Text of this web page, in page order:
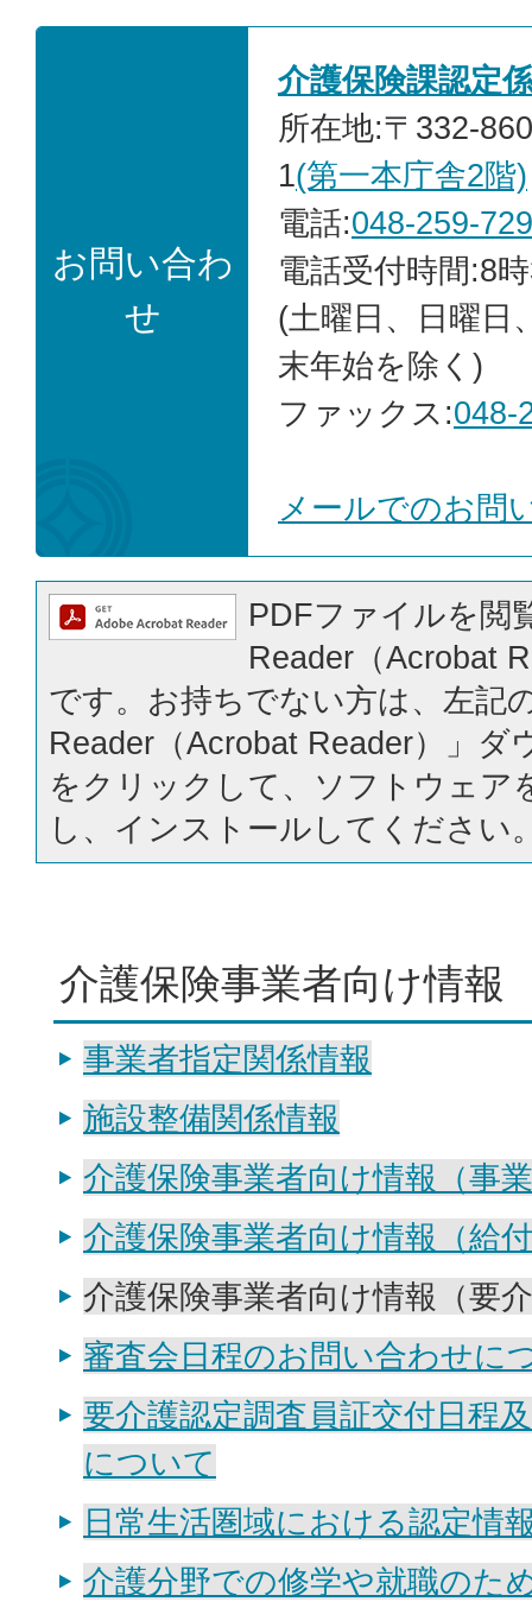
お問い合わ
せ
介護保険課認定
所在地:〒332-
1(第一本庁舎2階)
電話:048-259-
電話受付時間:8
(土曜日、日曜日
末年始を除く)
ファックス:048-
メールでのお問
PDFファイルを閲
Reader（Acrobat
です。お持ちでない方は、左記
Reader（Acrobat Reader）」ダ
をクリックして、ソフトウェア
し、インストールしてください
介護保険事業者向け情報
事業者指定関係情報
施設整備関係情報
介護保険事業者向け情報（事
介護保険事業者向け情報（給
介護保険事業者向け情報（要
審査会日程のお問い合わせに
要介護認定調査員証交付日程
について
日常生活圏域における認定情
介護分野での修学や就職のた